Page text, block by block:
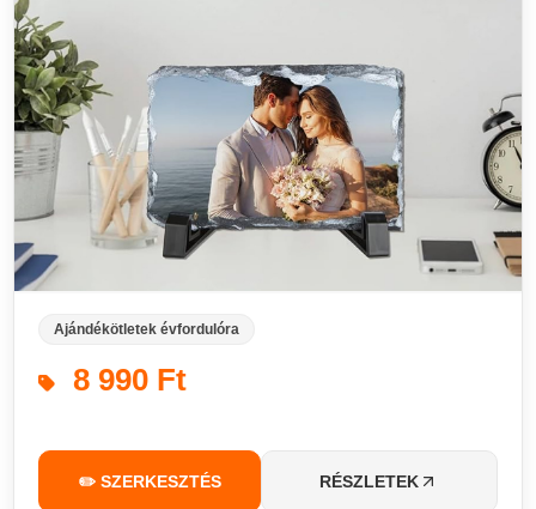
Ajándékötletek évfordulóra
8 990 Ft
✏️ SZERKESZTÉS RÉSZLETEK